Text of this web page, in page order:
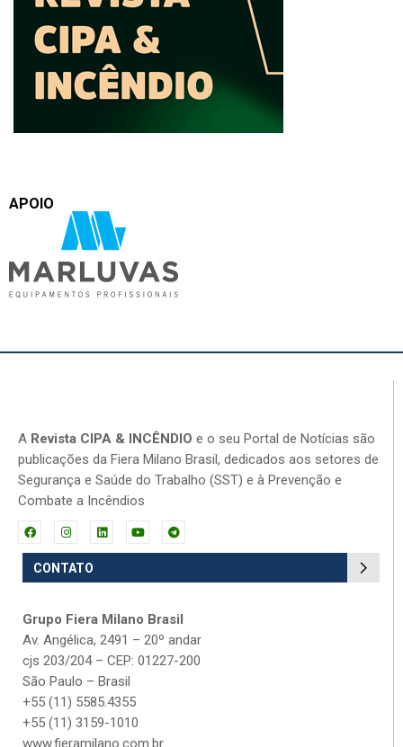
APOIO
A Revista CIPA & INCÊNDIO e o seu Portal de Notícias são
publicações da Fiera Milano Brasil, dedicados aos setores de
Segurança e Saúde do Trabalho (SST) e à Prevenção e
Combate a Incêndios
CONTATO
Grupo Fiera Milano Brasil
Av. Angélica, 2491 – 20º andar
cjs 203/204 – CEP: 01227-200
São Paulo – Brasil
+55 (11) 5585.4355
+55 (11) 3159-1010
www.fieramilano.com.br